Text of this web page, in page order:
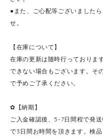
●また、ご心配等ございました
せ。
【在庫について】
在庫の更新は随時行っておりま
できない場合もございます。そ
で予めご了承ください。
✿【納期】
ご入金確認後、5-7日間程で発
で3日間お時間を頂きます。検